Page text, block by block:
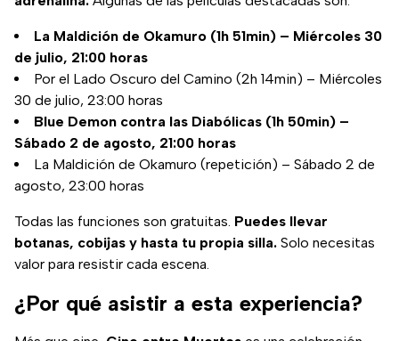
La Maldición de Okamuro (1h 51min) – Miércoles 30
de julio, 21:00 horas
Por el Lado Oscuro del Camino (2h 14min) – Miércoles
30 de julio, 23:00 horas
Blue Demon contra las Diabólicas (1h 50min) –
Sábado 2 de agosto, 21:00 horas
La Maldición de Okamuro (repetición) – Sábado 2 de
agosto, 23:00 horas
Todas las funciones son gratuitas. Puedes llevar
botanas, cobijas y hasta tu propia silla. Solo necesitas
valor para resistir cada escena.
¿Por qué asistir a esta experiencia?